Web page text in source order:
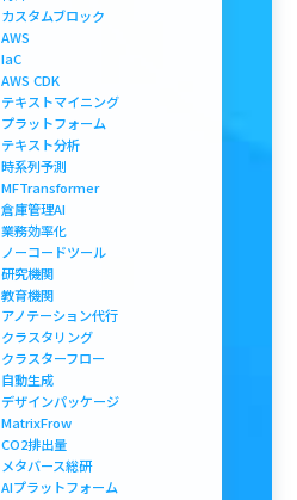
カスタムブロック
AWS
IaC
AWS CDK
テキストマイニング
プラットフォーム
テキスト分析
時系列予測
MFTransformer
倉庫管理AI
業務効率化
ノーコードツール
研究機関
教育機関
アノテーション代行
クラスタリング
クラスターフロー
自動生成
デザインパッケージ
MatrixFrow
CO2排出量
メタバース総研
AIプラットフォーム